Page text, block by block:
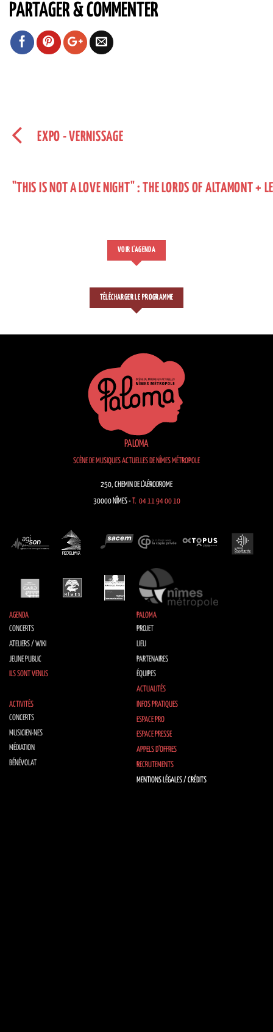
PARTAGER & COMMENTER
EXPO - VERNISSAGE
"THIS IS NOT A LOVE NIGHT" : THE LORDS OF ALTAMONT +
VOIR L'AGENDA
TÉLÉCHARGER LE PROGRAMME
PALOMA
SCÈNE DE MUSIQUES ACTUELLES DE NÎMES MÉTROPOLE
250, CHEMIN DE L’AÉRODROME
30000 NÎMES - T. 04 11 94 00 10
AGENDA
CONCERTS
ATELIERS / WIKI
JEUNE PUBLIC
ILS SONT VENUS
PALOMA
PROJET
LIEU
PARTENAIRES
ÉQUIPES
ACTUALITÉS
ACTIVITÉS
CONCERTS
MUSICIEN·NES
MÉDIATION
BÉNÉVOLAT
INFOS PRATIQUES
ESPACE PRO
ESPACE PRESSE
APPELS D’OFFRES
RECRUTEMENTS
MENTIONS LÉGALES / CRÉDITS